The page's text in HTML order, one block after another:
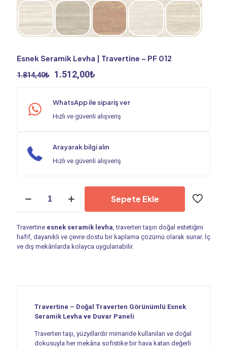
Esnek Seramik Levha | Travertine – PF 012
1.814,40₺ Orijinal
1.512,00₺
1.512,00₺.
WhatsApp ile sipariş ver
Hızlı ve güvenli alışveriş
Arayarak bilgi alın
Hızlı ve güvenli alışveriş
Seramik
Travertine
-
PF
Sepete Ekle
Travertine esnek seramik levha , traverten taşın doğal estetiğini
hafif, dayanıklı ve çevre dostu bir kaplama çözümü olarak sunar. İç
ve dış mekânlarda kolayca uygulanabilir.
Travertine – Doğal Traverten Görünümlü Esnek
Seramik Levha ve Duvar Paneli
Traverten taşı, yüzyıllardır mimaride kullanılan ve doğal
dokusuyla her mekâna sofistike bir hava katan değerli